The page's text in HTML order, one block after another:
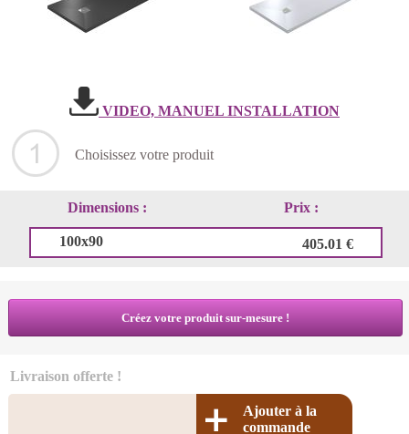
VIDEO, MANUEL INSTALLATION
Choisissez votre produit
Dimensions : Prix :
100x90 405.01 €
Créez votre produit sur-mesure !
Livraison offerte !
Ajouter à la
commande